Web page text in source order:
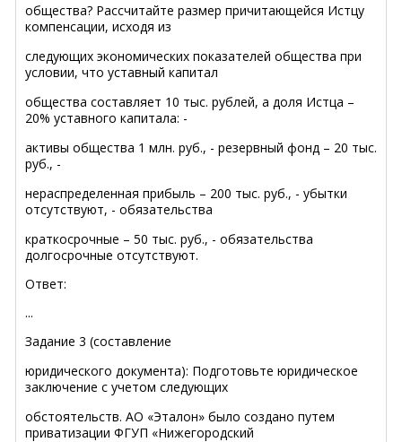
общества? Рассчитайте размер причитающейся Истцу
компенсации, исходя из
следующих экономических показателей общества при
условии, что уставный капитал
общества составляет 10 тыс. рублей, а доля Истца –
20% уставного капитала: -
активы общества 1 млн. руб., - резервный фонд – 20 тыс.
руб., -
нераспределенная прибыль – 200 тыс. руб., - убытки
отсутствуют, - обязательства
краткосрочные – 50 тыс. руб., - обязательства
долгосрочные отсутствуют.
Ответ:
...
Задание 3 (составление
юридического документа): Подготовьте юридическое
заключение с учетом следующих
обстоятельств. АО «Эталон» было создано путем
приватизации ФГУП «Нижегородский